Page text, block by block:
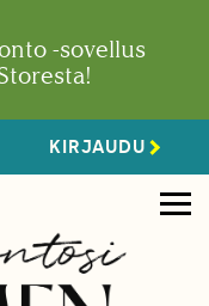
-sovellus
KIRJAUDU